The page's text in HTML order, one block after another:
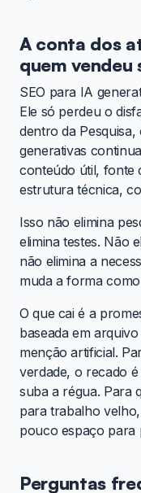
A conta dos
quem vendeu
SEO para IA
Ele só perdeu o
dentro da
generativas
conteúdo útil, fonte
estrutura técnica,
Isso não elimina
elimina testes. Não
não elimina a
muda a forma
O que cai é a
baseada em
menção artificial.
verdade, o recado
suba a régua. Para
para trabalho
pouco espaço para
Perguntas